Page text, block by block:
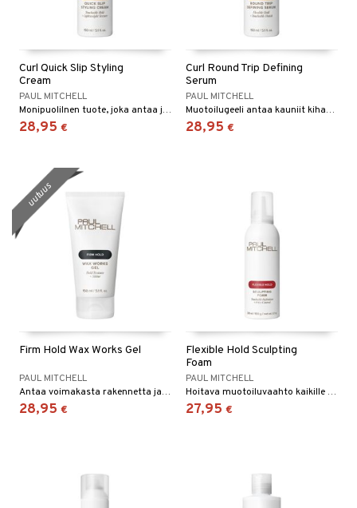
Curl Quick Slip Styling
Cream
PAUL MITCHELL
Monipuolilnen tuote, joka antaa joustavaa pitoa, määrittelee ja antaa pehmeän ja sileän tunteen.
28,95 €
Curl Round Trip Defining
Serum
PAUL MITCHELL
Muotoilugeeli antaa kauniit kiharat , jotka kestävät koko päivän.
28,95 €
Firm Hold Wax Works Gel
PAUL MITCHELL
Antaa voimakasta rakennetta ja paljon kiiltoa, keskivahvoille ja vahvoille hiuksille.
28,95 €
uutuus
Flexible Hold Sculpting
Foam
PAUL MITCHELL
Hoitava muotoiluvaahto kaikille hiustyypeille.
27,95 €